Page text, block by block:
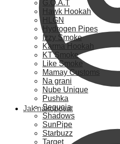
Jak nakupovat
G.O.A.T
Hawk Hookah
HLGN
Hydrogen Pipes
Izzy Smoke
Karma Hookah
KT Smoke
Like Smoke
Mamay Customs
Na grani
Nube Unique
Pushka
Sequoia
Shadows
SunPipe
Starbuzz
Target